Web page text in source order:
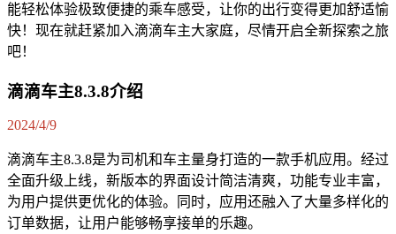
能轻松体验极致便捷的乘车感受，让你的出行变得更加舒适愉
快！现在就赶紧加入滴滴车主大家庭，尽情开启全新探索之旅
吧！
滴滴车主8.3.8介绍
2024/4/9
滴滴车主8.3.8是为司机和车主量身打造的一款手机应用。经过
全面升级上线，新版本的界面设计简洁清爽，功能专业丰富，
为用户提供更优化的体验。同时，应用还融入了大量多样化的
订单数据，让用户能够畅享接单的乐趣。